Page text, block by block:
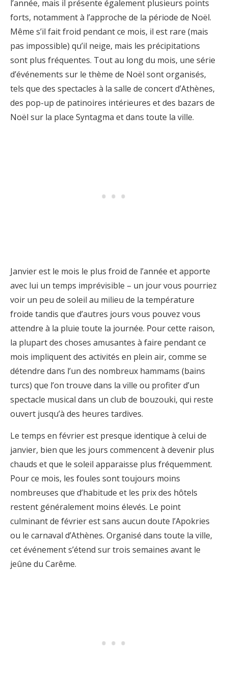
l’année, mais il présente également plusieurs points
forts, notamment à l’approche de la période de Noël.
Même s’il fait froid pendant ce mois, il est rare (mais
pas impossible) qu’il neige, mais les précipitations
sont plus fréquentes. Tout au long du mois, une série
d’événements sur le thème de Noël sont organisés,
tels que des spectacles à la salle de concert d’Athènes,
des pop-up de patinoires intérieures et des bazars de
Noël sur la place Syntagma et dans toute la ville.
Janvier est le mois le plus froid de l’année et apporte
avec lui un temps imprévisible – un jour vous pourriez
voir un peu de soleil au milieu de la température
froide tandis que d’autres jours vous pouvez vous
attendre à la pluie toute la journée. Pour cette raison,
la plupart des choses amusantes à faire pendant ce
mois impliquent des activités en plein air, comme se
détendre dans l’un des nombreux hammams (bains
turcs) que l’on trouve dans la ville ou profiter d’un
spectacle musical dans un club de bouzouki, qui reste
ouvert jusqu’à des heures tardives.
Le temps en février est presque identique à celui de
janvier, bien que les jours commencent à devenir plus
chauds et que le soleil apparaisse plus fréquemment.
Pour ce mois, les foules sont toujours moins
nombreuses que d’habitude et les prix des hôtels
restent généralement moins élevés. Le point
culminant de février est sans aucun doute l’Apokries
ou le carnaval d’Athènes. Organisé dans toute la ville,
cet événement s’étend sur trois semaines avant le
jeûne du Carême.